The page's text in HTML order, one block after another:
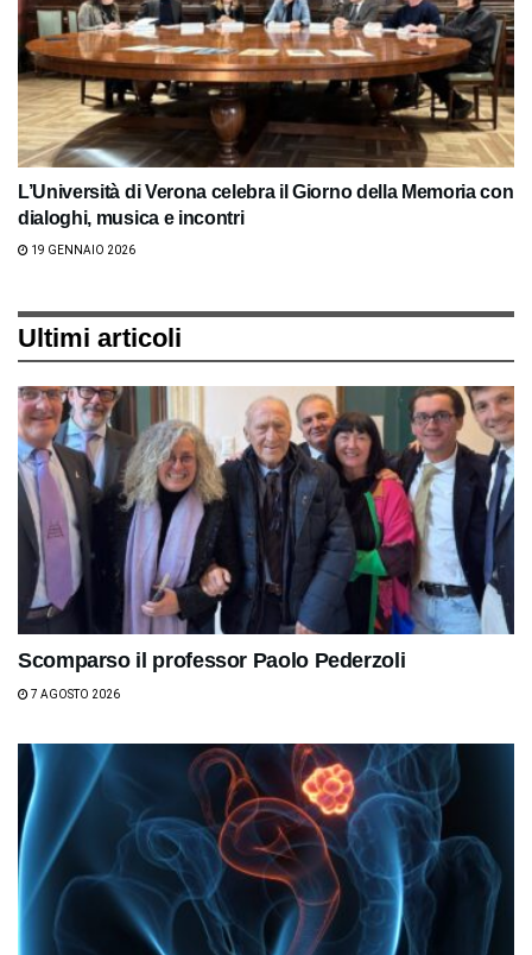
L’Università di Verona celebra il Giorno della Memoria con
dialoghi, musica e incontri
19 GENNAIO 2026
Ultimi articoli
Scomparso il professor Paolo Pederzoli
7 AGOSTO 2026